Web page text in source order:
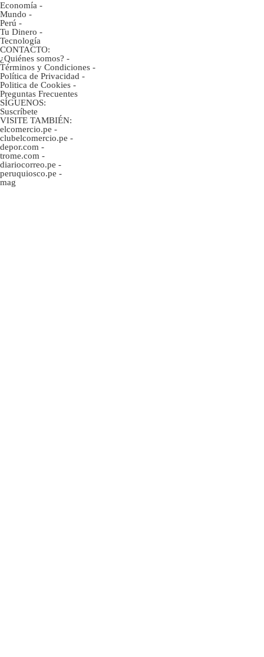
Economía -
Mundo -
Perú -
Tu Dinero -
Tecnología
CONTACTO:
¿Quiénes somos? -
Términos y Condiciones -
Política de Privacidad -
Politica de Cookies -
Preguntas Frecuentes
SÍGUENOS:
Suscríbete
VISITE TAMBIÉN:
elcomercio.pe -
clubelcomercio.pe -
depor.com -
trome.com -
diariocorreo.pe -
peruquiosco.pe -
mag